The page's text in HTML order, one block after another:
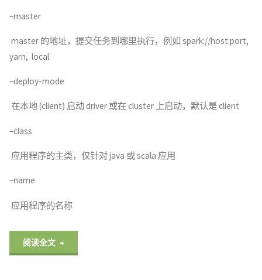
–master
master 的地址，提交任务到哪里执行，例如 spark://host:port,
yarn, local
–deploy-mode
在本地 (client) 启动 driver 或在 cluster 上启动，默认是 client
–class
应用程序的主类，仅针对 java 或 scala 应用
–name
应用程序的名称
阅读全文